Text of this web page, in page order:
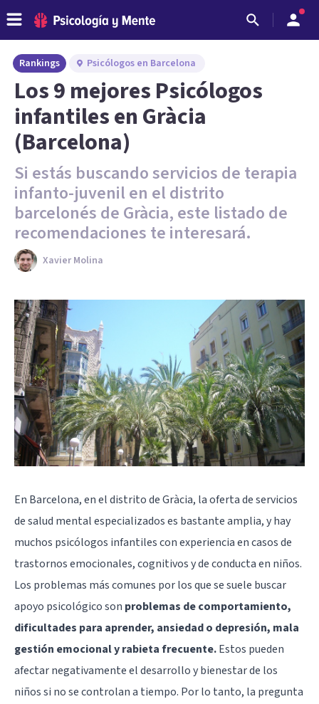
Rankings Psicólogos en Barcelona
Los 9 mejores Psicólogos
infantiles en Gràcia
(Barcelona)
Si estás buscando servicios de terapia
infanto-juvenil en el distrito
barcelonés de Gràcia, este listado de
recomendaciones te interesará.
Xavier Molina
En Barcelona, en el distrito de Gràcia, la oferta de servicios
de salud mental especializados es bastante amplia, y hay
muchos psicólogos infantiles con experiencia en casos de
trastornos emocionales, cognitivos y de conducta en niños.
Los problemas más comunes por los que se suele buscar
apoyo psicológico son problemas de comportamiento,
dificultades para aprender, ansiedad o depresión, mala
gestión emocional y rabieta frecuente.Estos pueden
afectar negativamente el desarrollo y bienestar de los
niños si no se controlan a tiempo. Por lo tanto, la pregunta